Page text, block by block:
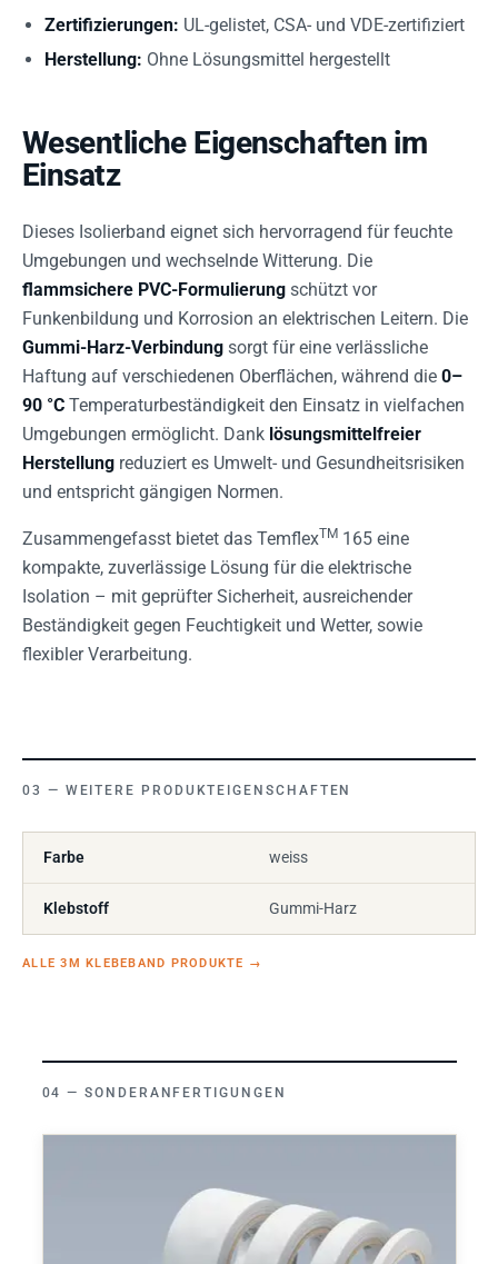
Zertifizierungen: UL-gelistet, CSA- und VDE-zertifiziert
Herstellung: Ohne Lösungsmittel hergestellt
Wesentliche Eigenschaften im
Einsatz
Dieses Isolierband eignet sich hervorragend für feuchte
Umgebungen und wechselnde Witterung. Die
flammsichere PVC-Formulierung schützt vor
Funkenbildung und Korrosion an elektrischen Leitern. Die
Gummi-Harz-Verbindung sorgt für eine verlässliche
Haftung auf verschiedenen Oberflächen, während die 0–
90 °C Temperaturbeständigkeit den Einsatz in vielfachen
Umgebungen ermöglicht. Dank lösungsmittelfreier
Herstellung reduziert es Umwelt- und Gesundheitsrisiken
und entspricht gängigen Normen.
Zusammengefasst bietet das TemflexTM 165 eine
kompakte, zuverlässige Lösung für die elektrische
Isolation – mit geprüfter Sicherheit, ausreichender
Beständigkeit gegen Feuchtigkeit und Wetter, sowie
flexibler Verarbeitung.
WEITERE PRODUKTEIGENSCHAFTEN
Farbe weiss
Klebstoff Gummi-Harz
ALLE 3M KLEBEBAND PRODUKTE →
SONDERANFERTIGUNGEN